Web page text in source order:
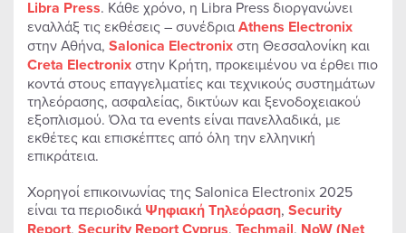
Libra Press. Κάθε χρόνο, η Libra Press διοργανώνει
εναλλάξ τις εκθέσεις – συνέδριαAthens Electronix
στην Αθήνα, Salonica Electronixστη Θεσσαλονίκη και
Creta Electronixστην Κρήτη, προκειμένου να έρθει πιο
κοντά στους επαγγελματίες και τεχνικούς συστημάτων
τηλεόρασης, ασφαλείας, δικτύων και ξενοδοχειακού
εξοπλισμού. Όλα τα events είναι πανελλαδικά, με
εκθέτες και επισκέπτες από όλη την ελληνική
επικράτεια.
Χορηγοί επικοινωνίας της Salonica Electronix 2025
είναι τα περιοδικά Ψηφιακή Τηλεόραση, Security
, , ,